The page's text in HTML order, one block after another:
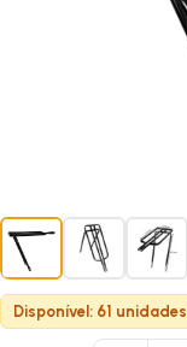
Disponível: 61 unidades